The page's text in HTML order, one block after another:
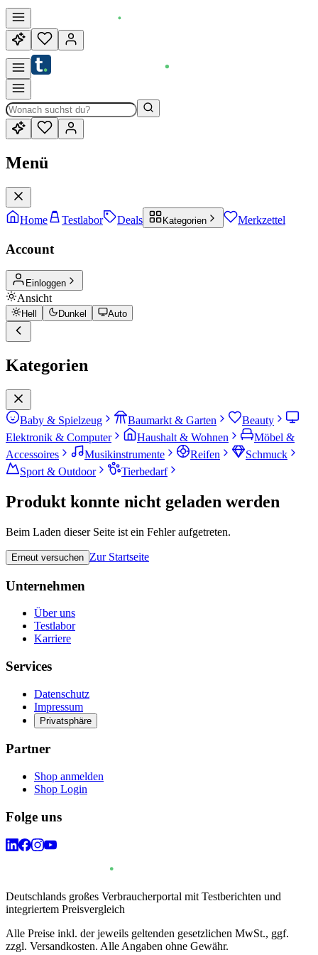
Menü
Home Testlabor Deals Kategorien Merkzettel
Account
Einloggen
Ansicht
Hell Dunkel Auto
Kategorien
Baby & Spielzeug Baumarkt & Garten
Beauty
Elektronik & Computer
Haushalt & Wohnen
Möbel &
Accessoires
Musikinstrumente Reifen
Schmuck
Sport & Outdoor
Tierbedarf
Produkt konnte nicht geladen werden
Beim Laden dieser Seite ist ein Fehler aufgetreten.
Erneut versuchen Zur Startseite
Unternehmen
Über uns
Testlabor
Karriere
Services
Datenschutz
Impressum
Privatsphäre
Partner
Shop anmelden
Shop Login
Folge uns
Deutschlands großes Verbraucherportal mit Testberichten und
integriertem Preisvergleich
Alle Preise inkl. der jeweils geltenden gesetzlichen MwSt., ggf.
zzgl. Versandkosten. Alle Angaben ohne Gewähr.